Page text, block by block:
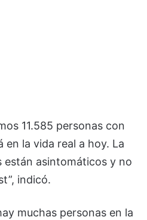
11.585 personas con
la vida real a hoy. La
están asintomáticos y no
indicó.
muchas personas en la